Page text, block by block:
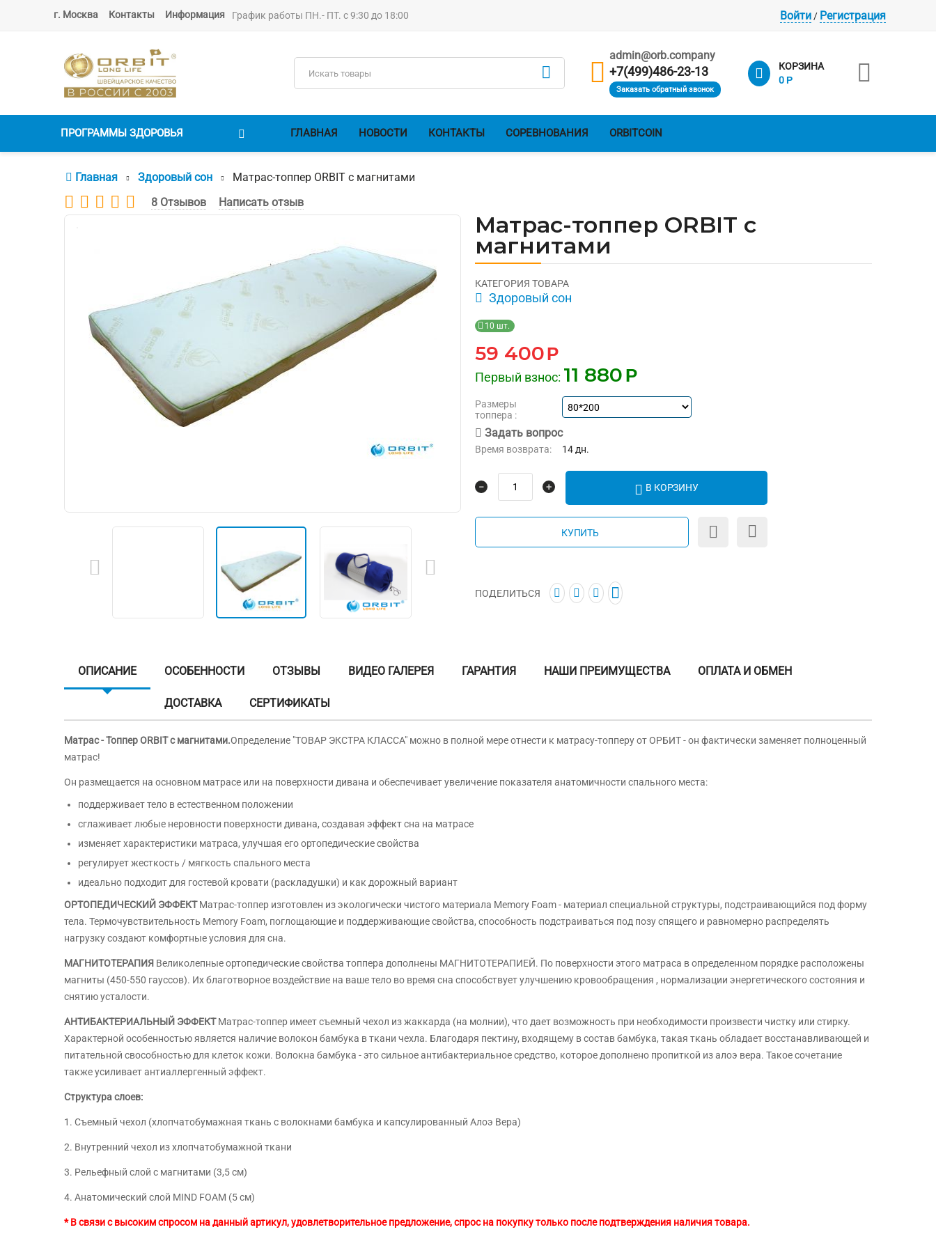
г. Москва Контакты Информация График работы ПН.- ПТ. с 9:30 до 18:00 Войти/ Регистрация

admin@orb.company
+7(499)486-23-13
Заказать обратный звонок
КОРЗИНА
0 Р 
ПРОГРАММЫ ЗДОРОВЬЯ ГЛАВНАЯ НОВОСТИ КОНТАКТЫ СОРЕВНОВАНИЯ ORBITCOIN
Главная Здоровый сон
Матрас-топпер ORBIT с магнитами
8 Отзывов
Написать отзыв
Матрас-топпер ORBIT с
магнитами
КАТЕГОРИЯ ТОВАРА
Здоровый сон
10 шт.

59 400Р
Первый взнос: 11 880 Р
Размеры
топпера :
Задать вопрос
Время возврата: 14 дн.
+
− В КОРЗИНУ
КУПИТЬ
ПОДЕЛИТЬСЯ
ОПИСАНИЕ ОСОБЕННОСТИ ОТЗЫВЫ ВИДЕО ГАЛЕРЕЯ ГАРАНТИЯ НАШИ ПРЕИМУЩЕСТВА ОПЛАТА И ОБМЕН
ДОСТАВКА СЕРТИФИКАТЫ
Матрас - Топпер ORBIT с магнитами.Определение "ТОВАР ЭКСТРА КЛАССА" можно в полной мере отнести к матрасу-топперу от ОРБИТ - он фактически заменяет полноценный
матрас!
Он размещается на основном матрасе или на поверхности дивана и обеспечивает увеличение показателя анатомичности спального места:
поддерживает тело в естественном положении
сглаживает любые неровности поверхности дивана, создавая эффект сна на матрасе
изменяет характеристики матраса, улучшая его ортопедические свойства
регулирует жесткость / мягкость спального места
идеально подходит для гостевой кровати (раскладушки) и как дорожный вариант
ОРТОПЕДИЧЕСКИЙ ЭФФЕКТМатрас-топпер изготовлен из экологически чистого материала Memory Foam - материал специальной структуры, подстраивающийся под форму
тела. Термочувствительность Memory Foam, поглощающие и поддерживающие свойства, способность подстраиваться под позу спящего и равномерно распределять
нагрузку создают комфортные условия для сна.
МАГНИТОТЕРАПИЯ Великолепные ортопедические свойства топпера дополнены МАГНИТОТЕРАПИЕЙ. По поверхности этого матраса в определенном порядке расположены
магниты (450-550 гауссов). Их благотворное воздействие на ваше тело во время сна способствует улучшению кровообращения , нормализации энергетического состояния и
снятию усталости.
АНТИБАКТЕРИАЛЬНЫЙ ЭФФЕКТМатрас-топпер имеет съемный чехол из жаккарда (на молнии), что дает возможность при необходимости произвести чистку или стирку.
Характерной особенностью является наличие волокон бамбука в ткани чехла. Благодаря пектину, входящему в состав бамбука, такая ткань обладает восстанавливающей и
питательной свособностью для клеток кожи. Волокна бамбука - это сильное антибактериальное средство, которое дополнено пропиткой из алоэ вера. Такое сочетание
также усиливает антиаллергенный эффект.
Структура слоев:
1. Съемный чехол (хлопчатобумажная ткань с волокнами бамбука и капсулированный Алоэ Вера)
2. Внутренний чехол из хлопчатобумажной ткани
3. Рельефный слой с магнитами (3,5 см)
4. Анатомический слой MIND FOAM (5 см)
* В связи с высоким спросом на данный артикул, удовлетворительное предложение, спрос на покупку только после подтверждения наличия товара.